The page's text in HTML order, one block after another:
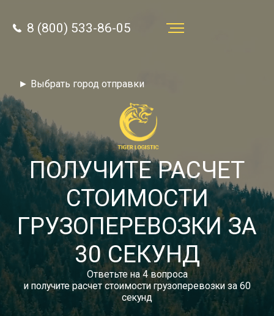
8 (800) 533-86-05
Звонок по России бесплатный
autotransport24@yandex.ru
Тарифы
Отзывы
Статьи
Новости
Документы
► Выбрать город отправки
8 (800) 533-86-05
ПОЛУЧИТЕ РАСЧЕТ
СТОИМОСТИ
ГРУЗОПЕРЕВОЗКИ ЗА
30 СЕКУНД
Ответьте на 4 вопроса
и получите расчет стоимости грузоперевозки за 60
секунд